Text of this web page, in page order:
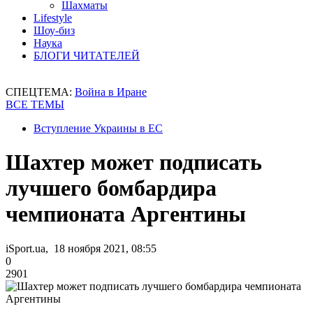
Шахматы
Lifestyle
Шоу-биз
Наука
БЛОГИ ЧИТАТЕЛЕЙ
СПЕЦТЕМА: Война в Иране
ВСЕ ТЕМЫ
Вступление Украины в ЕС
Шахтер может подписать
лучшего бомбардира
чемпионата Аргентины
iSport.ua, 18 ноября 2021, 08:55
0
2901